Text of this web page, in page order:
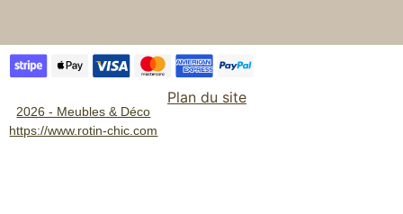
2026 - Meubles & Déco
https://www.rotin-chic.com
Plan du site